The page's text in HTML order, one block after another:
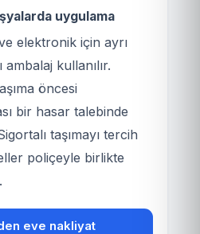
uygulama
elektronik için ayrı
kullanılır.
öncesi
bir hasar talebinde
taşımayı tercih
poliçeyle birlikte
eve nakliyat